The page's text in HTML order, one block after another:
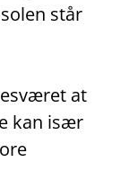
står
at
kan især